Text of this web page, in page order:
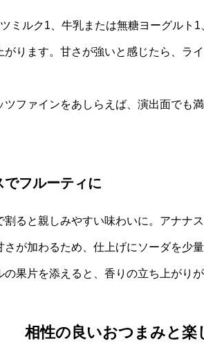
ミルク1、牛乳または無糖ヨーグルト
がります。甘さが強いと感じたら、ラ
ツファインをあしらえば、演出面でも
でフルーティに
割ると親しみやすい味わいに。アナナ
さが加わるため、仕上げにソーダを少
の果片を添えると、香りの立ち上がり
相性の良いおつまみと楽